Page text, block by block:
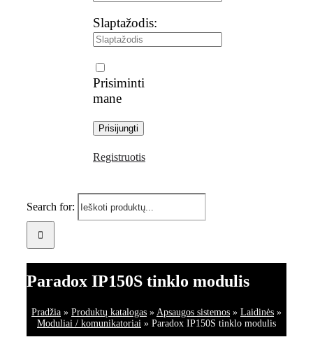
Slaptažodis:
Prisiminti
mane
Registruotis
Search for:
Paradox IP150S tinklo modulis
Pradžia » Produktų katalogas » Apsaugos sistemos » Laidinės »
Moduliai / komunikatoriai » Paradox IP150S tinklo modulis